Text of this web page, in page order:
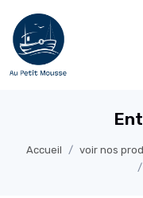
Accueil voir nos